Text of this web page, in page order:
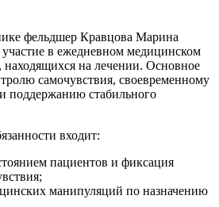
фельдшер Кравцова Марина
в ежедневном медицинском
на лечении. Основное
самочувствия, своевременному
поддержанию стабильного
входит:
пациентов и фиксация
манипуляций по назначению